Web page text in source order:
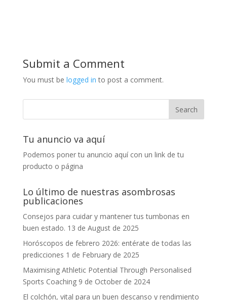
Submit a Comment
You must be logged in to post a comment.
Tu anuncio va aquí
Podemos poner tu anuncio aquí con un link de tu
producto o página
Lo último de nuestras asombrosas
publicaciones
Consejos para cuidar y mantener tus tumbonas en
buen estado. 13 de August de 2025
Horóscopos de febrero 2026: entérate de todas las
predicciones 1 de February de 2025
Maximising Athletic Potential Through Personalised
Sports Coaching 9 de October de 2024
El colchón, vital para un buen descanso y rendimiento